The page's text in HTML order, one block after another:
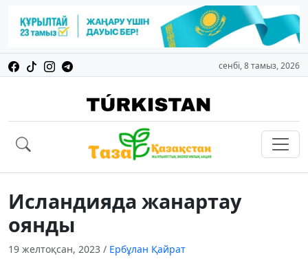
сенбі, 8 тамыз, 2026
Исландияда жанартау
оянды
19 желтоқсан, 2023 / Ербұлан Қайрат